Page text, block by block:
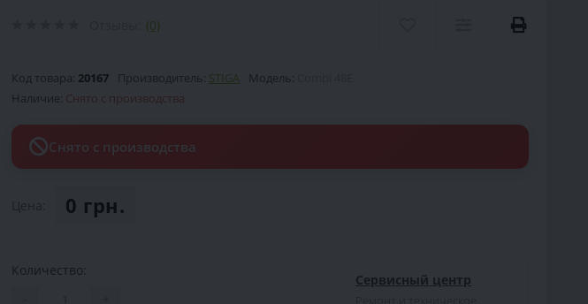
(0)
Код товара: 20167 Производитель: STIGA Модель:
Наличие: Снято с производства
Снято с производства
0 грн.
Количество:
Сервисный центр